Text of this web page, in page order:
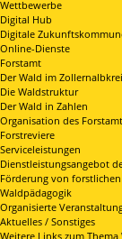
Wettbewerbe
Digital Hub
Digitale
Online-Dienste
Forstamt
Der Wald im
Die Waldstruktur
Der Wald in Zahlen
Organisation des
Forstreviere
Serviceleistungen
Dienstleistungsangebot
Förderung von
Waldpädagogik
Organisierte
Aktuelles / Sonstiges
Weitere Links zum Thema